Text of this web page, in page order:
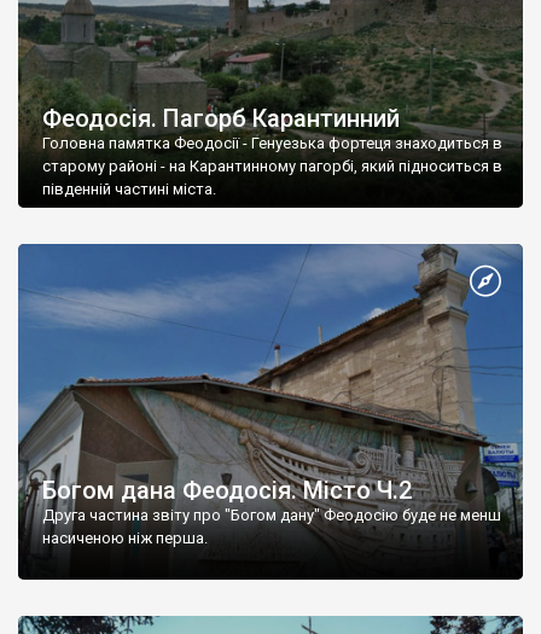
Феодосія. Пагорб Карантинний
Головна памятка Феодосії - Генуезька фортеця знаходиться в
старому районі - на Карантинному пагорбі, який підноситься в
південній частині міста.
Богом дана Феодосія. Місто Ч.2
Друга частина звіту про "Богом дану" Феодосію буде не менш
насиченою ніж перша.